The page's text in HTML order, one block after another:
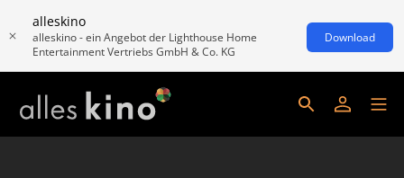
alleskino
alleskino - ein Angebot der Lighthouse Home
Entertainment Vertriebs GmbH & Co. KG
Download